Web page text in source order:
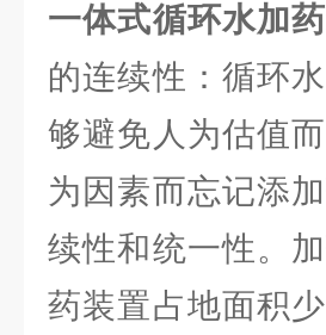
一体式循环水加
的连续性：循环
够避免人为估值
为因素而忘记添
续性和统一性。
药装置占地面积